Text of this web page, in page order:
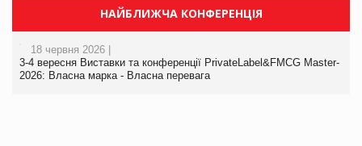
НАЙБЛИЖЧА КОНФЕРЕНЦІЯ
18 червня 2026 |
3-4 вересня Виставки та конференції PrivateLabel&FMCG Master-
2026: Власна марка - Власна перевага